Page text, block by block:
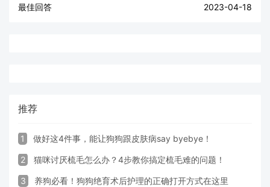
最佳回答 2023-04-18
推荐
1 做好这4件事，能让狗狗跟皮肤病say byebye！
2 猫咪讨厌梳毛怎么办？4步教你搞定梳毛难的问题！
3 养狗必看！狗狗绝育术后护理的正确打开方式在这里